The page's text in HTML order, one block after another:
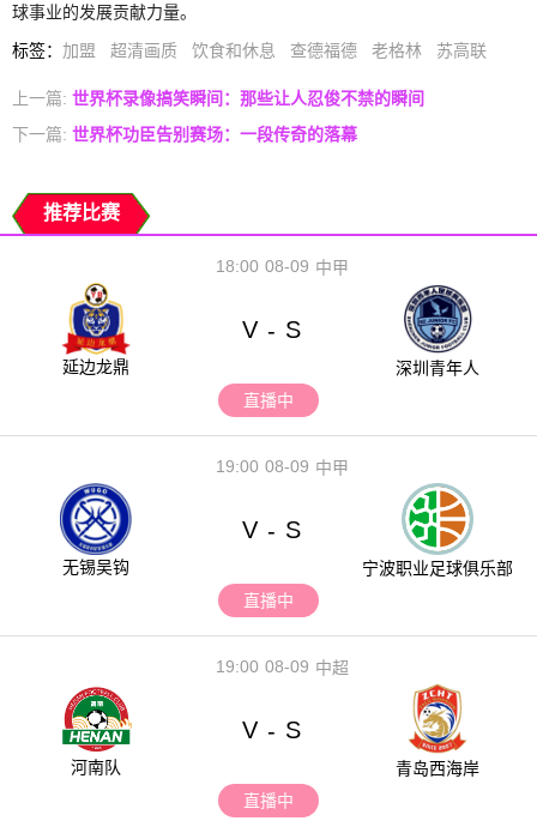
球事业的发展贡献力量。
标签： 加盟 超清画质 饮食和休息 查德福德 老格林 苏高联
上一篇: 世界杯录像搞笑瞬间：那些让人忍俊不禁的瞬间
下一篇: 世界杯功臣告别赛场：一段传奇的落幕
推荐比赛
08-09
18:00 中甲
延边龙鼎
V - S
深圳青年人
直播中
08-09
19:00 中甲
无锡吴钩
V - S
宁波职业足球俱乐部
直播中
08-09
19:00 中超
河南队
V - S
青岛西海岸
直播中